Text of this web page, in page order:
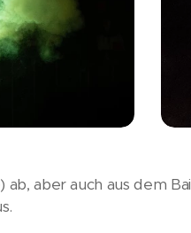
aber auch aus dem